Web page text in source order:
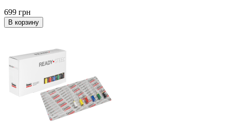
699 грн
В корзину